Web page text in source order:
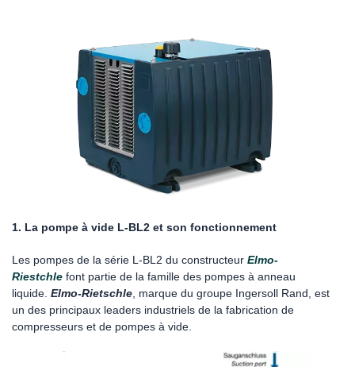
1. La pompe à vide L-BL2 et son fonctionnement
Les pompes de la série L-BL2 du constructeur Elmo-
Riestchle font partie de la famille des pompes à anneau
liquide. Elmo-Rietschle , marque du groupe Ingersoll Rand, est
un des principaux leaders industriels de la fabrication de
compresseurs et de pompes à vide.